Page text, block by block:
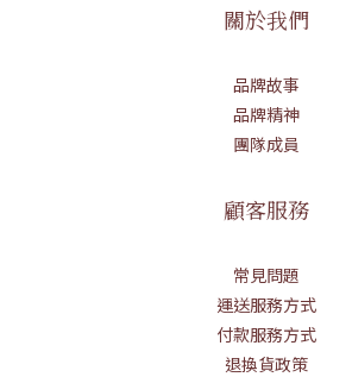
關於我們
品牌故事
品牌精神
團隊成員
顧客服務
常見問題
運送服務方式
付款服務方式
退換貨政策